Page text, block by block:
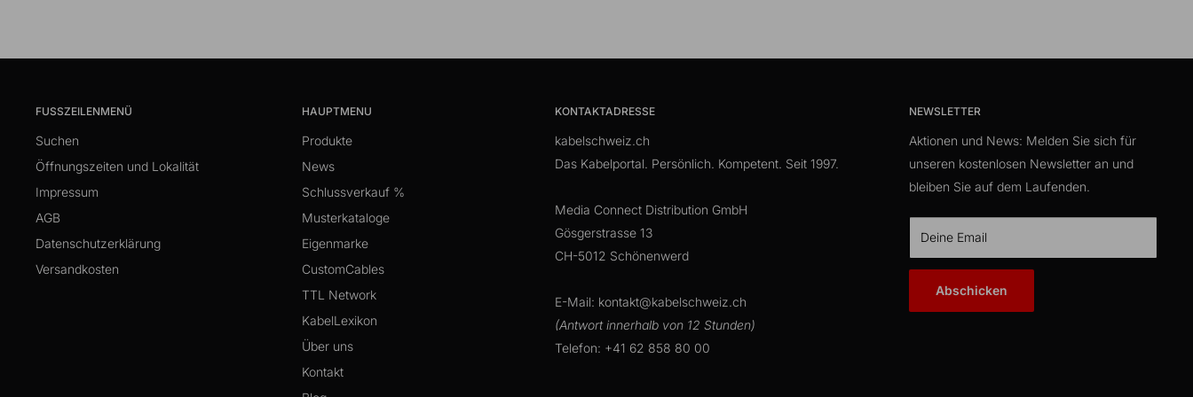
FUSSZEILENMENÜ
Suchen
Öffnungszeiten und Lokalität
Impressum
AGB
Datenschutzerklärung
Versandkosten
HAUPTMENU
Produkte
News
Schlussverkauf %
Musterkataloge
Eigenmarke
CustomCables
TTL Network
KabelLexikon
Über uns
Kontakt
KONTAKTADRESSE
kabelschweiz.ch
Das Kabelportal. Persönlich. Kompetent. Seit 1997.
Media Connect Distribution GmbH
Gösgerstrasse 13
CH-5012 Schönenwerd
E-Mail: kontakt@kabelschweiz.ch
(Antwort innerhalb von 12 Stunden)
Telefon: +41 62 858 80 00
NEWSLETTER
Aktionen und News: Melden Sie sich für
unseren kostenlosen Newsletter an und
bleiben Sie auf dem Laufenden.
Deine Email
Abschicken